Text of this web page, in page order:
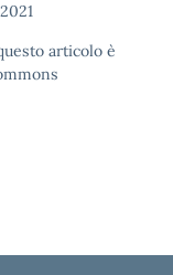
articolo è